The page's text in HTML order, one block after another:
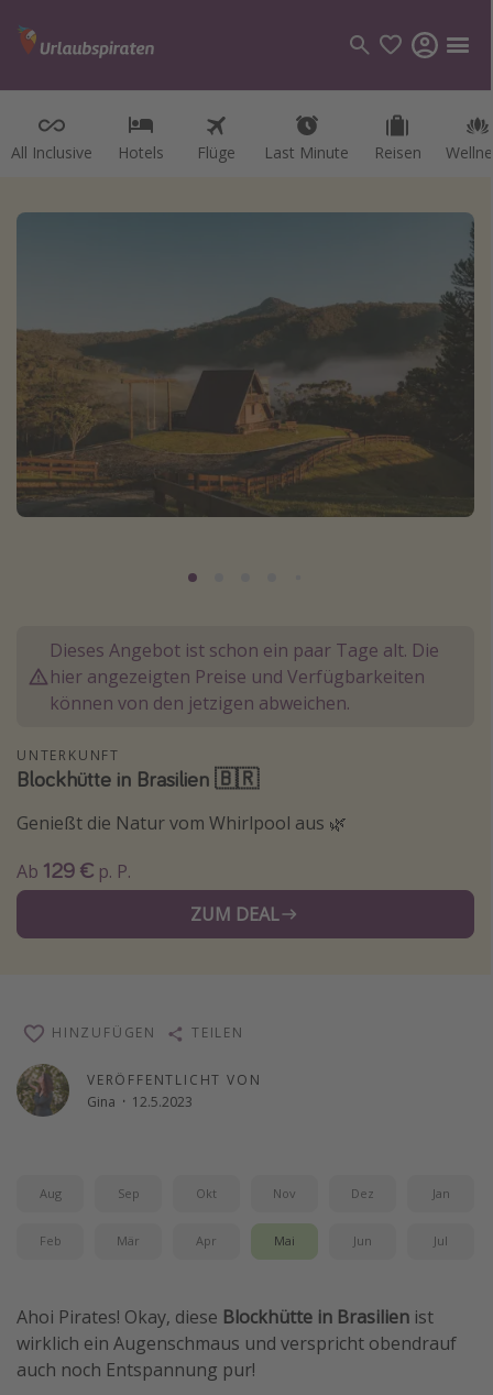
All Inclusive Hotels Flüge Last Minute Reisen
Kategorien
Reiseziele
Alle Reiseziele
Österreich
Italien
Lombardei
Reisethemen
Alle Reisethemen
Strandurlaub
Kurzurlaub
Digital Nomad Tipps
Beste Reiseziele 20225
Dieses Angebot ist schon ein paar Tage alt. Die
hier angezeigten Preise und Verfügbarkeiten
können von den jetzigen abweichen.
UNTERKUNFT
Blockhütte in Brasilien 🇧🇷
Genießt die Natur vom Whirlpool aus 🌿
Ab 129 € p. P.
ZUM DEAL
VERÖFFENTLICHT VON
Gina · 12.5.2023
HINZUFÜGEN TEILEN
Aug Sep Okt Nov Dez Jan
Feb Mär Apr Mai Jun Jul
Ahoi Pirates! Okay, diese Blockhütte in Brasilien ist
wirklich ein Augenschmaus und verspricht obendrauf
auch noch Entspannung pur!